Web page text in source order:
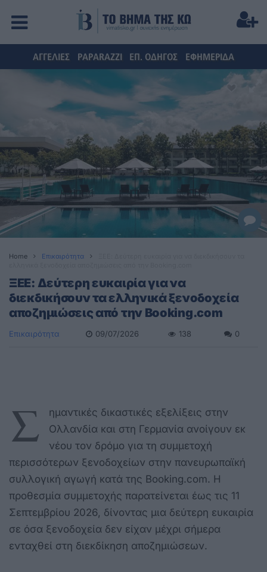
ΑΓΓΕΛΙΕΣ PAPARAZZI ΕΠ. ΟΔΗΓΟΣ ΕΦΗΜΕΡΙΔΑ
Home Επικαιρότητα
ΞΕΕ: Δεύτερη ευκαιρία για να
διεκδικήσουν τα ελληνικά ξενοδοχεία
αποζημιώσεις από την Booking.com
Επικαιρότητα 09/07/2026 138 0
Σ
ημαντικές δικαστικές εξελίξεις στην
Ολλανδία και στη Γερμανία ανοίγουν εκ
νέου τον δρόμο για τη συμμετοχή
περισσότερων ξενοδοχείων στην πανευρωπαϊκή
συλλογική αγωγή κατά της Booking.com. Η
προθεσμία συμμετοχής παρατείνεται έως τις 11
Σεπτεμβρίου 2026, δίνοντας μια δεύτερη ευκαιρία
σε όσα ξενοδοχεία δεν είχαν μέχρι σήμερα
ενταχθεί στη διεκδίκηση αποζημιώσεων.